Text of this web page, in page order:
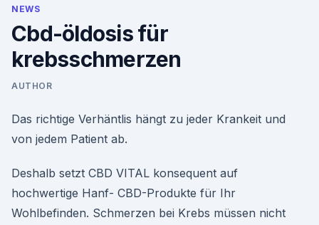
NEWS
Cbd-öldosis für
krebsschmerzen
AUTHOR
Das richtige Verhäntlis hängt zu jeder Krankeit und
von jedem Patient ab.
Deshalb setzt CBD VITAL konsequent auf
hochwertige Hanf- CBD-Produkte für Ihr
Wohlbefinden. Schmerzen bei Krebs müssen nicht